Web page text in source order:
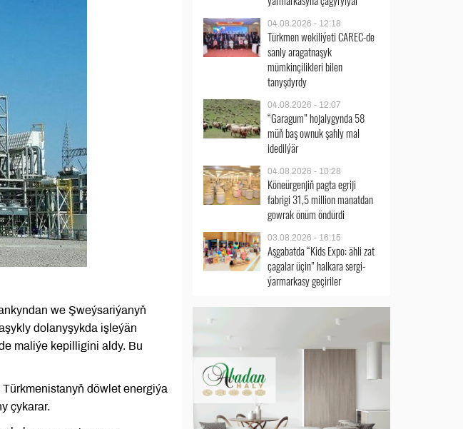
we Şweýsariýanyň
dolanyşykda işleýän
maliýe kepilligini aldy. Bu
döwlet energiýa
çykarar.
04.08.2026 - 12:18
Türkmen wekiliýeti CAREC-de
sanly aragatnaşyk
mümkinçilikleri bilen
tanyşdyrdy
04.08.2026 - 12:07
“Garagum” hojalygynda 58
müň baş ownuk şahly mal
idedilýär
04.08.2026 - 10:28
Köneürgenjiň pagta egriji
fabrigi 31,5 million manatdan
gowrak önüm öndürdi
03.08.2026 - 16:15
Aşgabatda “Kids Expo: ähli zat
çagalar üçin” halkara sergi-
ýarmarkasy geçiriler